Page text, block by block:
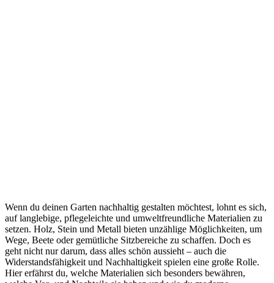
Wenn du deinen Garten nachhaltig gestalten möchtest, lohnt es sich,
auf langlebige, pflegeleichte und umweltfreundliche Materialien zu
setzen. Holz, Stein und Metall bieten unzählige Möglichkeiten, um
Wege, Beete oder gemütliche Sitzbereiche zu schaffen. Doch es
geht nicht nur darum, dass alles schön aussieht – auch die
Widerstandsfähigkeit und Nachhaltigkeit spielen eine große Rolle.
Hier erfährst du, welche Materialien sich besonders bewähren,